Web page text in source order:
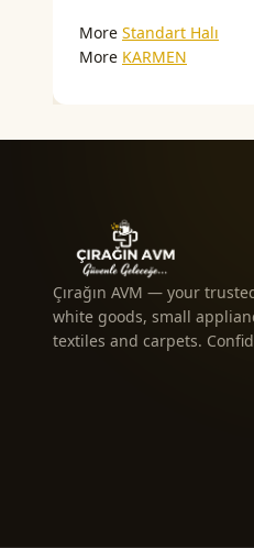
More Standart Halı
More KARMEN
Çırağın AVM — your
white goods, small
textiles and carpets.